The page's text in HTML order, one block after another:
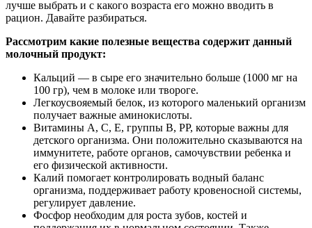
лучше выбрать и с какого возраста его можно вводить в
рацион. Давайте разбираться.
Рассмотрим какие полезные вещества содержит данный
молочный продукт:
Кальций — в сыре его значительно больше (1000 мг на
100 гр), чем в молоке или твороге.
Легкоусвояемый белок, из которого маленький организм
получает важные аминокислоты.
Витамины А, С, Е, группы В, РР, которые важны для
детского организма. Они положительно сказываются на
иммунитете, работе органов, самочувствии ребенка и
его физической активности.
Калий помогает контролировать водный баланс
организма, поддерживает работу кровеносной системы,
регулирует давление.
Фосфор необходим для роста зубов, костей и